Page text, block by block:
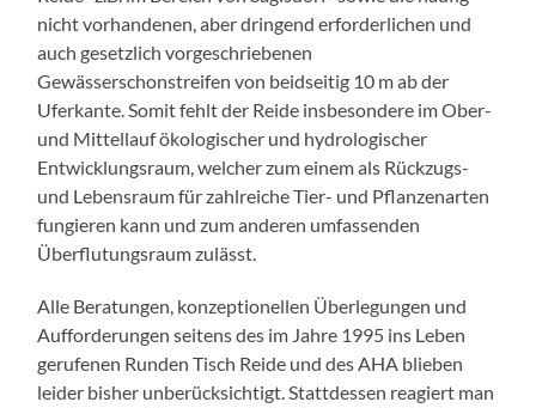
nicht vorhandenen, aber dringend erforderlichen und
auch gesetzlich vorgeschriebenen
Gewässerschonstreifen von beidseitig 10 m ab der
Uferkante. Somit fehlt der Reide insbesondere im Ober-
und Mittellauf ökologischer und hydrologischer
Entwicklungsraum, welcher zum einem als Rückzugs-
und Lebensraum für zahlreiche Tier- und Pflanzenarten
fungieren kann und zum anderen umfassenden
Überflutungsraum zulässt.
Alle Beratungen, konzeptionellen Überlegungen und
Aufforderungen seitens des im Jahre 1995 ins Leben
gerufenen Runden Tisch Reide und des AHA blieben
leider bisher unberücksichtigt. Stattdessen reagiert man